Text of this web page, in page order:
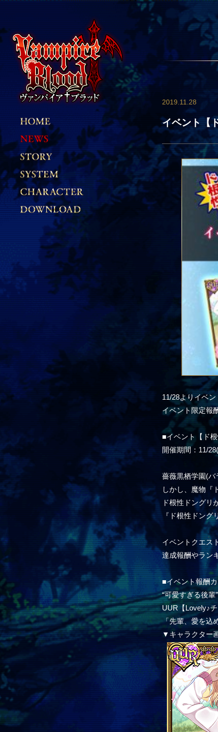
2019.11.28
イベント【
11/28よりイベ
イベント限定報
■イベント【ド
開催期間：11/
薔薇黒栖学園(
しかし、魔物『
ド根性ドング
『ド根性ドング
イベントクエス
達成報酬やラン
■イベント報酬
“可愛すぎる後輩”
UUR【Lovely♪
「先輩、愛を込
▼キャラクター